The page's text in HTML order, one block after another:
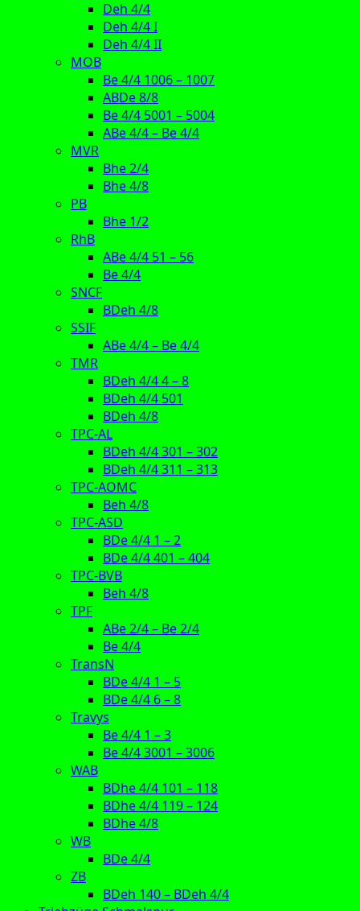
Deh 4/4
Deh 4/4 I
Deh 4/4 II
MOB
Be 4/4 1006 – 1007
ABDe 8/8
Be 4/4 5001 – 5004
ABe 4/4 – Be 4/4
MVR
Bhe 2/4
Bhe 4/8
PB
Bhe 1/2
RhB
ABe 4/4 51 – 56
Be 4/4
SNCF
BDeh 4/8
SSIF
ABe 4/4 – Be 4/4
TMR
BDeh 4/4 4 – 8
BDeh 4/4 501
BDeh 4/8
TPC-AL
BDeh 4/4 301 – 302
BDeh 4/4 311 – 313
TPC-AOMC
Beh 4/8
TPC-ASD
BDe 4/4 1 – 2
BDe 4/4 401 – 404
TPC-BVB
Beh 4/8
TPF
ABe 2/4 – Be 2/4
Be 4/4
TransN
BDe 4/4 1 – 5
BDe 4/4 6 – 8
Travys
Be 4/4 1 – 3
Be 4/4 3001 – 3006
WAB
BDhe 4/4 101 – 118
BDhe 4/4 119 – 124
BDhe 4/8
WB
BDe 4/4
ZB
BDeh 140 – BDeh 4/4